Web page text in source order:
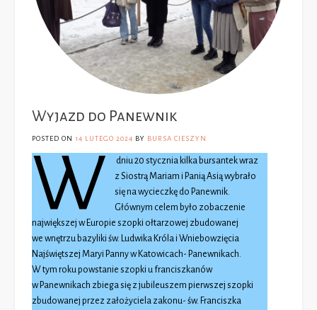
Wyjazd do Panewnik
POSTED ON 14 LUTEGO 2024 BY BURSA CIESZYN
W
dniu 20 stycznia kilka bursantek wraz
z Siostrą Mariam i Panią Asią wybrało
się na wycieczkę do Panewnik.
Głównym celem było zobaczenie
największej w Europie szopki ołtarzowej zbudowanej
we wnętrzu bazyliki św. Ludwika Króla i Wniebowzięcia
Najświętszej Maryi Panny w Katowicach- Panewnikach.
W tym roku powstanie szopki u franciszkanów
w Panewnikach zbiega się z jubileuszem pierwszej szopki
zbudowanej przez założyciela zakonu- św. Franciszka